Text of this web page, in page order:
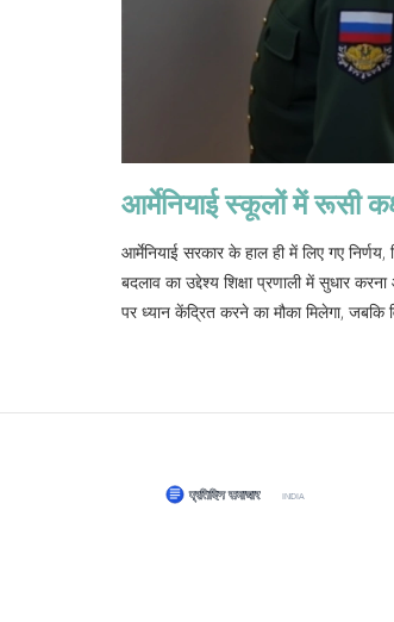
आर्मेनियाई स्कूलों में रूसी
आर्मेनियाई सरकार के हाल ही में लिए गए
बदलाव का उद्देश्य शिक्षा प्रणाली में सुधार
पर ध्यान केंद्रित करने का मौका मिलेगा,